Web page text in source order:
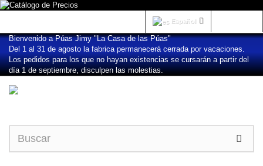
Español
Bienvenido a Púas Jimy "La Casa de las Púas"
Del 1 al 31 de agosto la fabrica permanecerá cerrada por vacaciones.
Los pedidos para los que no hayan existencias se cursarán a partir del
día 1 de septiembre, disculpen las molestias.